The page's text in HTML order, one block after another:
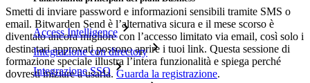
Access Intelligence
Integrazione con directory
Integrazione SSO
Smetti di inviare password e informazioni sensibili tramite SMS o
email. Bitwarden Send è l’alternativa sicura e il mese scorso è
diventato ancora migliore con l’accesso limitato via email, così solo i
destinatari approvati possono aprire i tuoi link. Questa sessione di
formazione speciale illustra l’intera funzionalità e spiega perché
dovresti iniziare a usarla. Guarda la registrazione.